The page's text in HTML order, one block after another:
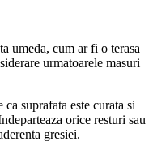
umeda, cum ar fi o terasa
urmatoarele masuri
suprafata este curata si
orice resturi sau
gresiei.